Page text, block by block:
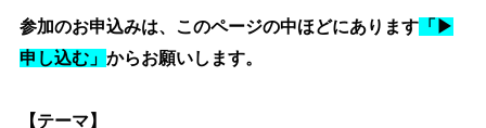
参加のお申込みは、このページの中ほどにあります 「▶
申し込む」 からお願いします。
【テーマ】